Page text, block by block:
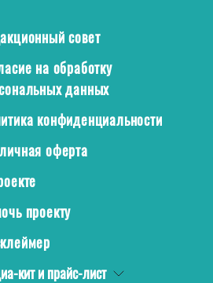
совет
на обработку
данных
конфиденциальности
оферта
проекту
кит и прайс-лист